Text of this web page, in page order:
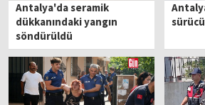
Antalya'da seramik
dükkanındaki yangın
söndürüldü